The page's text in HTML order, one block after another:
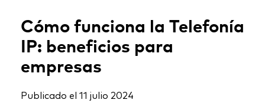
Cómo funciona la Telefonía
IP: beneficios para
empresas
Publicado el 11 julio 2024